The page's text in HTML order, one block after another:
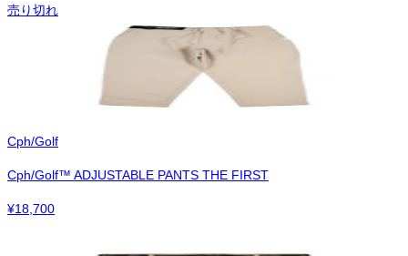
売り切れ
Cph/Golf
Cph/Golf™︎ ADJUSTABLE PANTS THE FIRST
¥18,700